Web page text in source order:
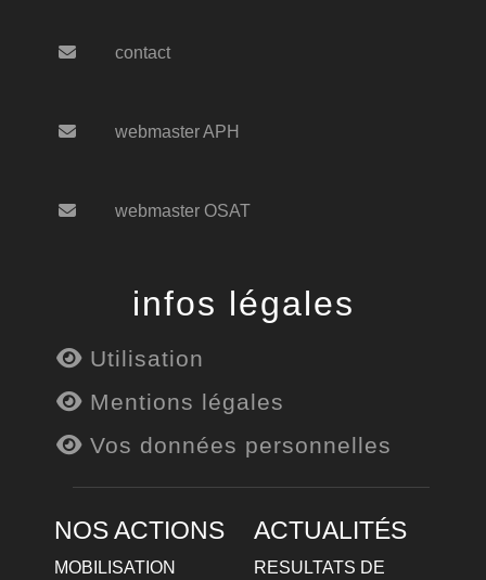
contact
webmaster APH
webmaster OSAT
infos légales
Utilisation
Mentions légales
Vos données personnelles
NOS ACTIONS
MOBILISATION
ACTUALITÉS
RESULTATS DE